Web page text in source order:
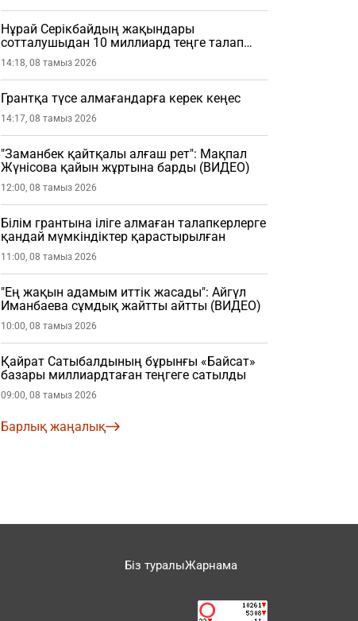
Нұрай Серікбайдың жақындары
сотталушыдан 10 миллиард теңге талап
етті
14:18, 08 тамыз 2026
Грантқа түсе алмағандарға керек кеңес
14:17, 08 тамыз 2026
"Заманбек қайтқалы алғаш рет": Мақпал
Жүнісова қайын жұртына барды (ВИДЕО)
12:00, 08 тамыз 2026
Білім грантына іліге алмаған талапкерлерге
қандай мүмкіндіктер қарастырылған
11:00, 08 тамыз 2026
"Ең жақын адамым иттік жасады": Айгүл
Иманбаева сұмдық жайтты айтты (ВИДЕО)
10:00, 08 тамыз 2026
Қайрат Сатыбалдының бұрынғы «Байсат»
базары миллиардтаған теңгеге сатылды
09:00, 08 тамыз 2026
Барлық жаңалық
Біз туралыЖарнама